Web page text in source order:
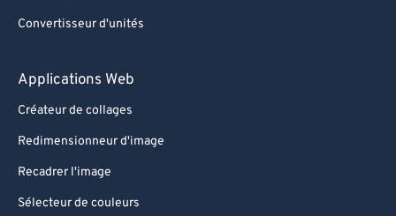
Convertisseur d'unités
Applications Web
Créateur de collages
Redimensionneur d'image
Recadrer l'image
Sélecteur de couleurs